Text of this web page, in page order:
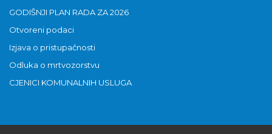
GODIŠNJI PLAN RADA ZA 2026
Otvoreni podaci
Izjava o pristupačnosti
Odluka o mrtvozorstvu
CJENICI KOMUNALNIH USLUGA